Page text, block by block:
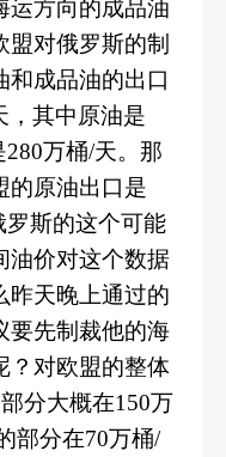
运方向的成品油
对俄罗斯的制
和成品油的出口
，其中原油是
万桶/天。那
的原油出口是
罗斯的这个可能
油价对这个数据
昨天晚上通过的
要先制裁他的海
？对欧盟的整体
分大概在150万
部分在70万桶/